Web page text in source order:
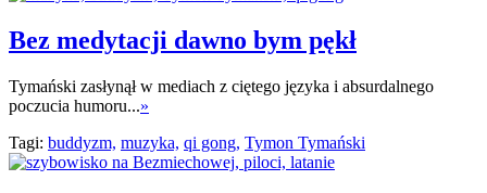
Bez medytacji dawno bym pękł
Tymański zasłynął w mediach z ciętego języka i absurdalnego
poczucia humoru...»
Tagi: buddyzm, muzyka, qi gong, Tymon Tymański